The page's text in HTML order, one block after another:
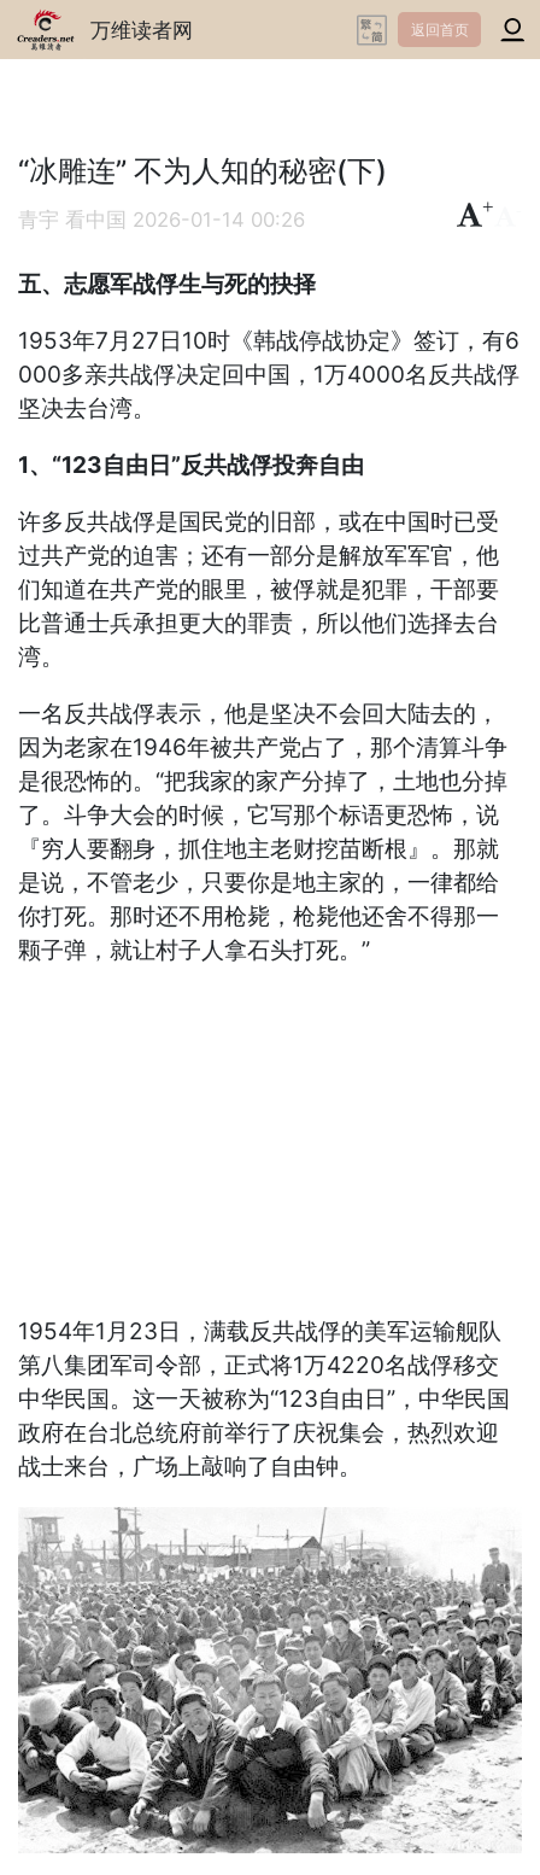
万维读者网 返回首页
“冰雕连” 不为人知的秘密(下)
青宇 看中国 2026-01-14 00:26
+
五、志愿军战俘生与死的抉择
1953年7月27日10时《韩战停战协定》签订，有6
000多亲共战俘决定回中国，1万4000名反共战俘
坚决去台湾。
1、“123自由日”反共战俘投奔自由
许多反共战俘是国民党的旧部，或在中国时已受
过共产党的迫害；还有一部分是解放军军官，他
们知道在共产党的眼里，被俘就是犯罪，干部要
比普通士兵承担更大的罪责，所以他们选择去台
湾。
一名反共战俘表示，他是坚决不会回大陆去的，
因为老家在1946年被共产党占了，那个清算斗争
是很恐怖的。“把我家的家产分掉了，土地也分掉
了。斗争大会的时候，它写那个标语更恐怖，说
『穷人要翻身，抓住地主老财挖苗断根』。那就
是说，不管老少，只要你是地主家的，一律都给
你打死。那时还不用枪毙，枪毙他还舍不得那一
颗子弹，就让村子人拿石头打死。”
1954年1月23日，满载反共战俘的美军运输舰队
第八集团军司令部，正式将1万4220名战俘移交
中华民国。这一天被称为“123自由日”，中华民国
政府在台北总统府前举行了庆祝集会，热烈欢迎
战士来台，广场上敲响了自由钟。